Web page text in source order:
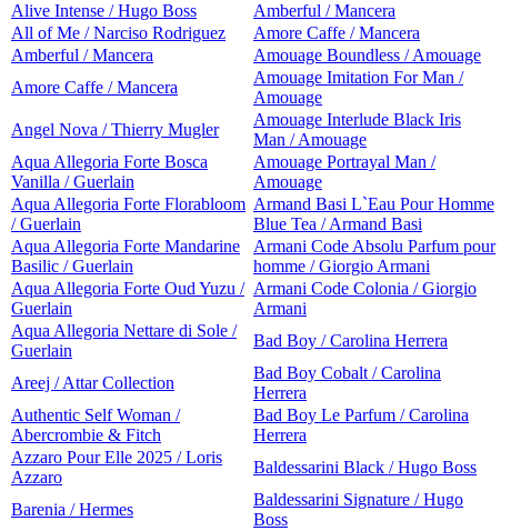
Alive Intense / Hugo Boss
Amberful / Mancera
All of Me / Narciso Rodriguez
Amore Caffe / Mancera
Amberful / Mancera
Amouage Boundless / Amouage
Amore Caffe / Mancera
Amouage Imitation For Man /
Amouage
Angel Nova / Thierry Mugler
Amouage Interlude Black Iris
Man / Amouage
Aqua Allegoria Forte Bosca
Vanilla / Guerlain
Amouage Portrayal Man /
Amouage
Aqua Allegoria Forte Florabloom
/ Guerlain
Armand Basi L`Eau Pour Homme
Blue Tea / Armand Basi
Aqua Allegoria Forte Mandarine
Basilic / Guerlain
Armani Code Absolu Parfum pour
homme / Giorgio Armani
Aqua Allegoria Forte Oud Yuzu /
Guerlain
Armani Code Colonia / Giorgio
Armani
Aqua Allegoria Nettare di Sole /
Guerlain
Bad Boy / Carolina Herrera
Areej / Attar Collection
Bad Boy Cobalt / Carolina
Herrera
Authentic Self Woman /
Abercrombie & Fitch
Bad Boy Le Parfum / Carolina
Herrera
Azzaro Pour Elle 2025 / Loris
Azzaro
Baldessarini Black / Hugo Boss
Barenia / Hermes
Baldessarini Signature / Hugo
Boss